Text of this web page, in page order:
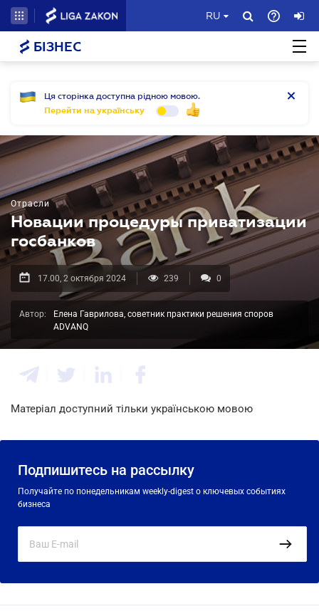
RU
БІЗНЕС
Ця сторінка доступна рідною мовою.
Перейти на українську
Отрасли
Новации процедуры приватизации
госбанков
17.00, 2 октября 2024 239 0
Автор:
Елена Гаврилова, советник практики решения споров
ADVANQ
Матеріал доступний тільки українською мовою
Подпишитесь на рассылку
Получайте по понедельникам weekly-digest о ключевых событиях
бизнеса